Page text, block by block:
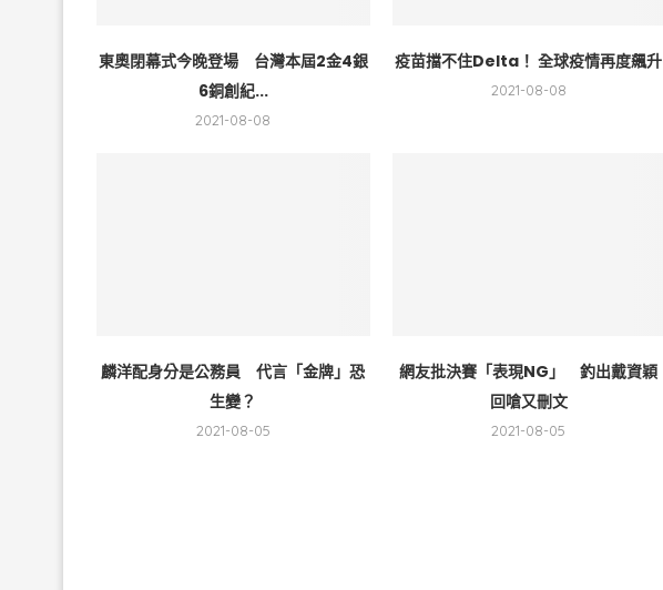
東奧閉幕式今晚登場 台灣本屆2金4銀
6銅創紀...
2021-08-08
疫苗擋不住Delta！ 全球疫情再度飆升
2021-08-08
麟洋配身分是公務員 代言「金牌」恐
生變？
2021-08-05
網友批決賽「表現NG」 釣出戴資穎
回嗆又刪文
2021-08-05